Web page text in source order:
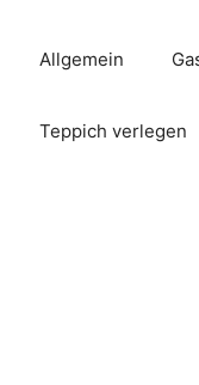
Allgemein
Teppich verlegen